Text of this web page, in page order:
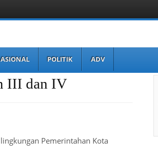
POLITIK ADV
III dan IV
Pemerintahan Kota